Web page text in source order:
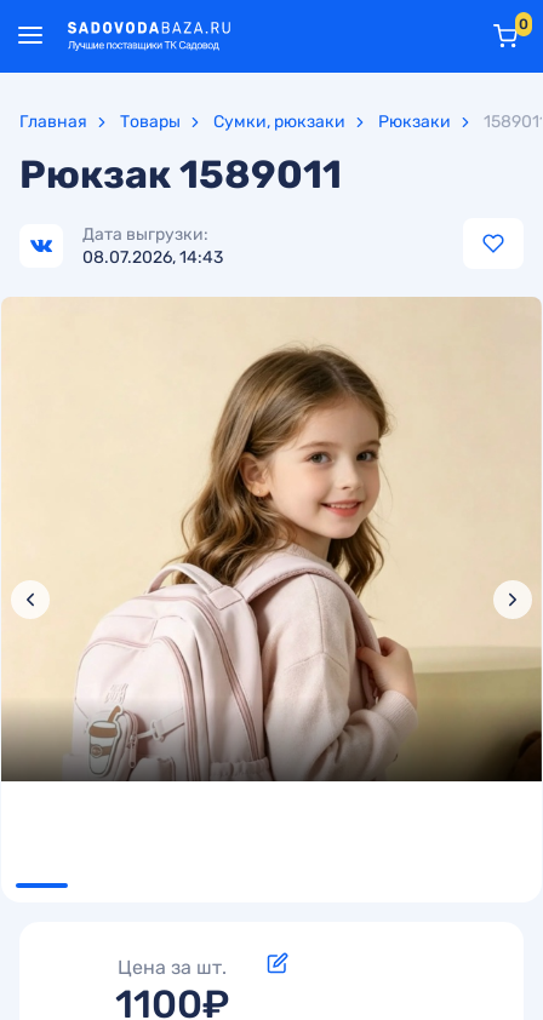
0
Главная Товары Сумки, рюкзаки Рюкзаки
Рюкзак1589011
Дата выгрузки:
08.07.2026, 14:43
Цена за шт.
1100₽